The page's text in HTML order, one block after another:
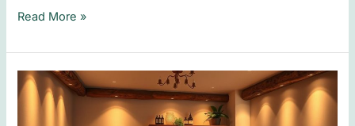
Read More »
Masaj
Wiki:
Sağlığınız